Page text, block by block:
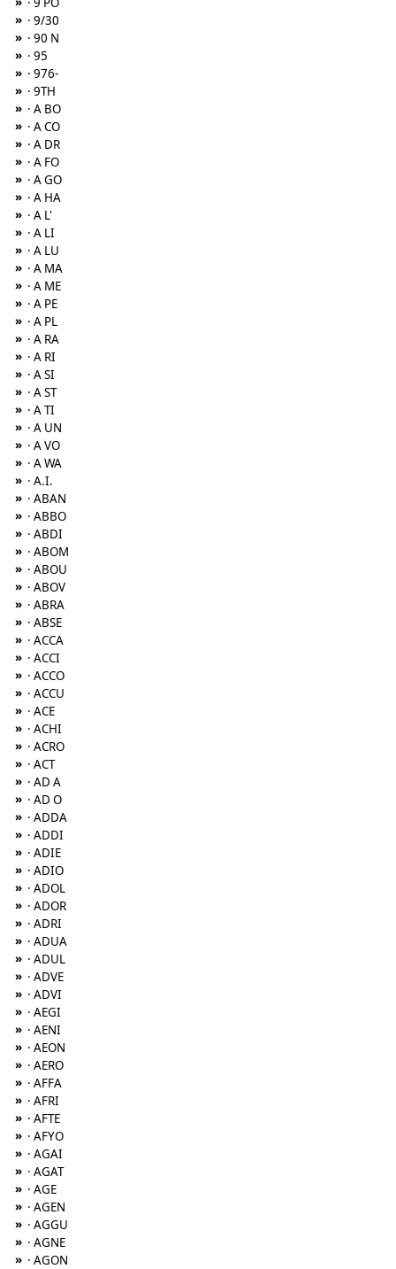
» · 9/30
» · 90 N
» · 95
» · 976-
» · 9TH
» · A BO
» · A CO
» · A DR
» · A FO
» · A GO
» · A HA
» · A L'
» · A LI
» · A LU
» · A MA
» · A ME
» · A PE
» · A PL
» · A RA
» · A RI
» · A SI
» · A ST
» · A TI
» · A UN
» · A VO
» · A WA
» · A.I.
» · ABAN
» · ABBO
» · ABDI
» · ABOM
» · ABOU
» · ABOV
» · ABRA
» · ABSE
» · ACCA
» · ACCI
» · ACCO
» · ACCU
» · ACE
» · ACHI
» · ACRO
» · ACT
» · AD A
» · AD O
» · ADDA
» · ADDI
» · ADIE
» · ADIO
» · ADOL
» · ADOR
» · ADRI
» · ADUA
» · ADUL
» · ADVE
» · ADVI
» · AEGI
» · AENI
» · AEON
» · AERO
» · AFFA
» · AFRI
» · AFTE
» · AFYO
» · AGAI
» · AGAT
» · AGE
» · AGEN
» · AGGU
» · AGNE
» · AGON